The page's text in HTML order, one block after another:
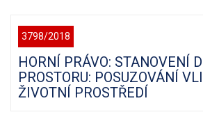
3798/2018
HORNÍ PRÁVO: STANOVENÍ
PROSTORU: POSUZOVÁNÍ
ŽIVOTNÍ PROSTŘEDÍ